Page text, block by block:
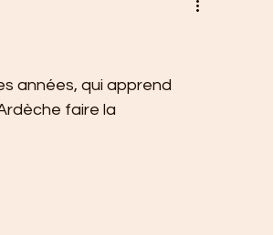
années, qui apprend
faire la